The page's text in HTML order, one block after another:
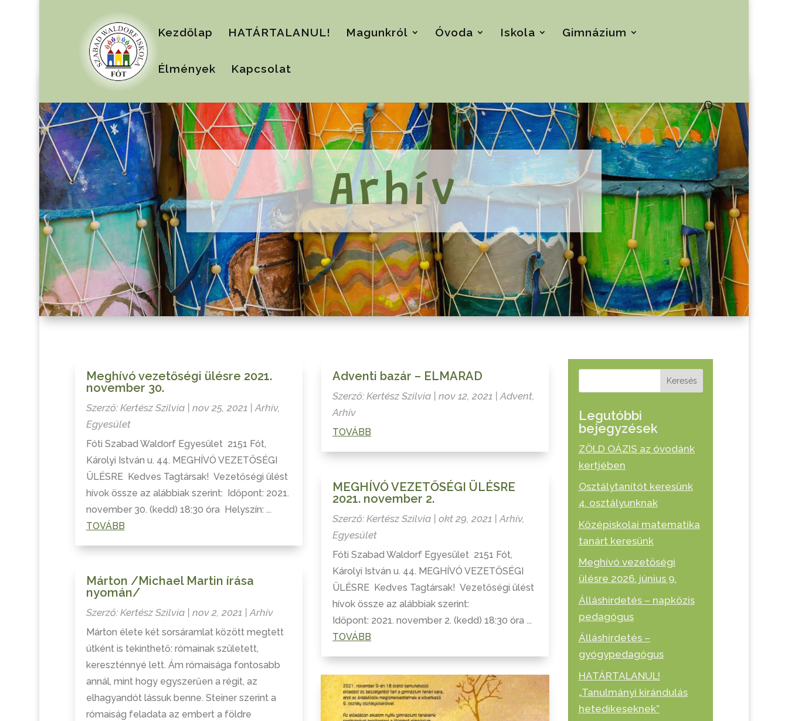
Kezdőlap HATÁRTALANUL! Magunkról Óvoda Iskola Gimnázium
Élmények Kapcsolat
Arhív
Meghívó vezetőségi ülésre 2021.
november 30.
Szerző: Kertész Szilvia| nov 25, 2021 | Arhív,
Egyesület
Fóti Szabad Waldorf Egyesület 2151 Fót,
Károlyi István u. 44. MEGHÍVÓ VEZETŐSÉGI
ÜLÉSRE Kedves Tagtársak! Vezetőségi ülést
hívok össze az alábbiak szerint: Időpont: 2021.
november 30. (kedd) 18:30 óra Helyszín: ...
TOVÁBB
Márton /Michael Martin írása
nyomán/
Szerző: Kertész Szilvia| nov 2, 2021 |Arhív
Márton élete két sorsáramlat között megtett
útként is tekinthető: rómainak született,
kereszténnyé lett. Ám rómaisága fontosabb
annál, mint hogy egyszerűen a régit, az
elhagyandót lássuk benne. Steiner szerint a
rómaiság feladata az embert a földre
Adventi bazár – ELMARAD
Szerző:Kertész Szilvia |nov 12, 2021 |Advent
Arhív
TOVÁBB
MEGHÍVÓ VEZETŐSÉGI ÜLÉSRE
2021. november 2.
Szerző:Kertész Szilvia |okt 29, 2021 |Arhív,
Egyesület
Fóti Szabad Waldorf Egyesület 2151 Fót,
Károlyi István u. 44. MEGHÍVÓ VEZETŐSÉGI
ÜLÉSRE Kedves Tagtársak! Vezetőségi ülést
hívok össze az alábbiak szerint:
Időpont: 2021. november 2. (kedd) 18:30 óra ...
TOVÁBB
Keresés
Legutóbbi
bejegyzések
ZÖLD OÁZIS az óvodánk
kertjében
Osztálytanítót keresünk
4. osztályunknak
Középiskolai matematika
tanárt keresünk
Meghívó vezetőségi
ülésre 2026. június 9.
Álláshirdetés – napközis
pedagógus
Álláshirdetés –
gyógypedagógus
HATÁRTALANUL!
„Tanulmányi kirándulás
hetedikeseknek”